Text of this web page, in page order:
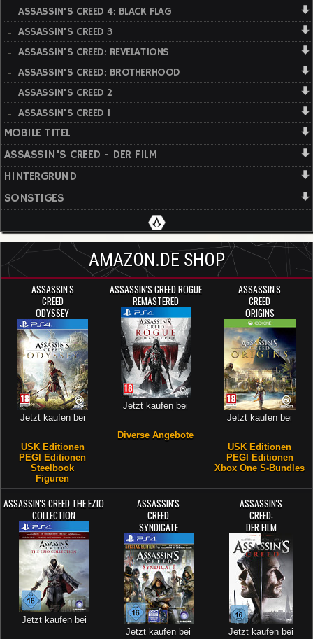
ASSASSIN'S CREED 4: BLACK FLAG
ASSASSIN'S CREED 3
ASSASSIN'S CREED: REVELATIONS
ASSASSIN'S CREED: BROTHERHOOD
ASSASSIN'S CREED 2
ASSASSIN'S CREED 1
MOBILE TITEL
ASSASSIN'S CREED - DER FILM
HINTERGRUND
SONSTIGES
AMAZON.DE SHOP
ASSASSIN'S
CREED
ODYSSEY
Jetzt kaufen bei
USK Editionen
PEGI Editionen
Steelbook
Figuren
ASSASSIN'S CREED ROGUE
REMASTERED
Jetzt kaufen bei
Diverse Angebote
ASSASSIN'S
CREED
ORIGINS
Jetzt kaufen bei
USK Editionen
PEGI Editionen
Xbox One S-Bundles
ASSASSIN'S CREED THE EZIO
COLLECTION
Jetzt kaufen bei
ASSASSIN'S
CREED
SYNDICATE
Jetzt kaufen bei
ASSASSIN'S
CREED:
DER FILM
Jetzt kaufen bei